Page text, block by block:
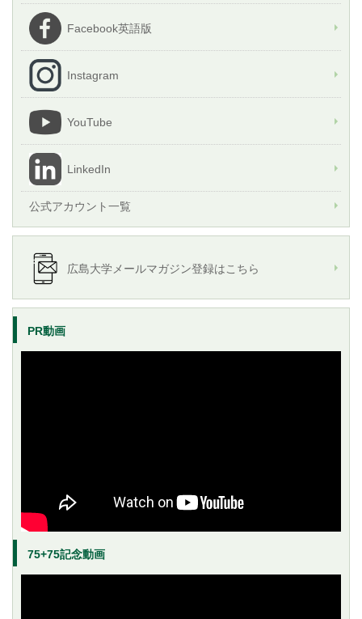
Facebook英語版
Instagram
YouTube
LinkedIn
公式アカウント一覧
広島大学メールマガジン登録はこちら
PR動画
75+75記念動画